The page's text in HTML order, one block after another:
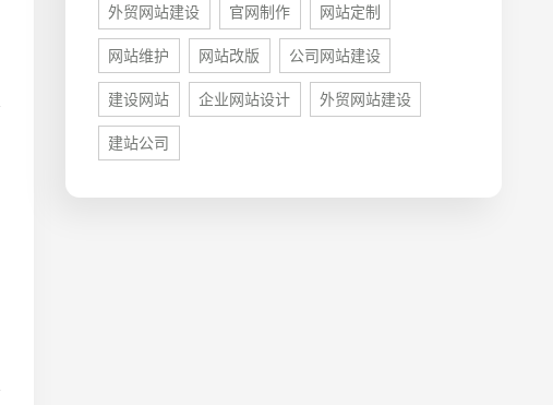
外贸网站建设 官网制作 网站定制
网站维护 网站改版 公司网站建设
建设网站 企业网站设计 外贸网站建设
建站公司